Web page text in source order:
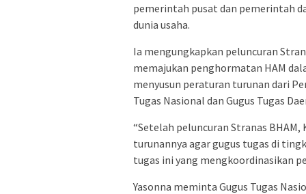
pemerintah pusat dan pemerintah
dunia usaha.
Ia mengungkapkan peluncuran
memajukan penghormatan HAM
menyusun peraturan turunan dari
Tugas Nasional dan Gugus Tugas
“Setelah peluncuran Stranas
turunannya agar gugus tugas di
tugas ini yang mengkoordinasikan
Yasonna meminta Gugus Tugas